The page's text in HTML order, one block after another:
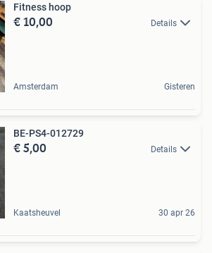
Fitness hoop
€ 10,00 Details
Amsterdam Gisteren
BE-PS4-012729
€ 5,00 Details
Kaatsheuvel 30 apr 26